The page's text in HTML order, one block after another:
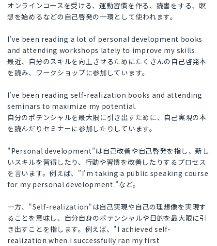
オンラインコースを受ける、運動習慣を作る、読書をする、瞑
想を始めるなどの自己啓発の一環として使われます。
I've been reading a lot of personal development books
and attending workshops lately to improve my skills.
最近、自分のスキルを向上させるためにたくさんの自己啓発本
を読み、ワークショップに参加しています。
I've been reading self-realization books and attending
seminars to maximize my potential.
自分のポテンシャルを最大限に引き出すために、自己実現の本
を読んだりセミナーに参加したりしています。
"Personal development"は自己改善や自己啓発を指し、新し
いスキルを習得したり、行動や習慣を改善したりするプロセス
を言います。例えば、"I'm taking a public speaking course
for my personal development."など。
一方、"Self-realization"は自己実現や自己の理想像を実現す
ることを意味し、自分自身のポテンシャルや目的を最大限に引
き出すことを指します。例えば、"I achieved self-
realization when I successfully ran my first